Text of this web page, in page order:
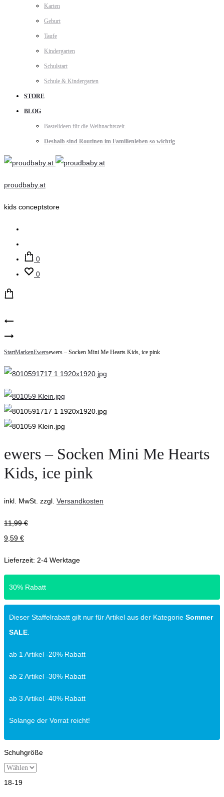
Karten
Geburt
Taufe
Kindergarten
Schulstart
Schule & Kindergarten
STORE
BLOG
Bastelideen für die Weihnachtszeit.
Deshalb sind Routinen im Familienleben so wichtig
proudbaby.at
kids conceptstore
0
0
Product
navigation
Schwimmwindel,
weiß
ewers
–
Socken
Me
Hearts
Erwachsene,
pink
StartMarkenEwersewers – Socken Mini Me Hearts Kids, ice pink
ewers – Socken Mini Me Hearts
Kids, ice pink
inkl. MwSt. zzgl. Versandkosten
11,99€
9,59 €
Lieferzeit: 2-4 Werktage
30% Rabatt
Dieser Staffelrabatt gilt nur für Artikel aus der Kategorie Sommer
SALE
ab 1 Artikel -20% Rabatt
ab 2 Artikel -30% Rabatt
ab 3 Artikel -40% Rabatt
Solange der Vorrat reicht!
Schuhgröße
18-19